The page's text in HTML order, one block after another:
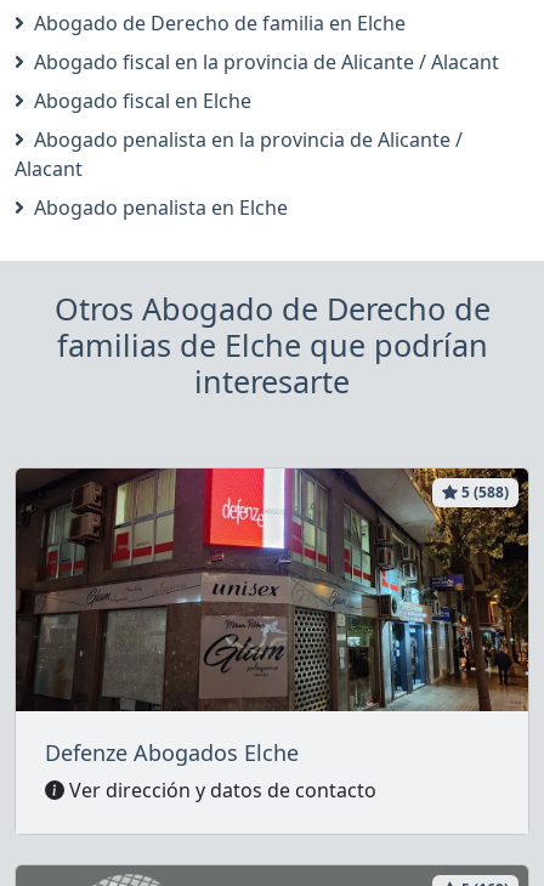
Abogado de Derecho de familia en Elche
Abogado fiscal en la provincia de Alicante / Alacant
Abogado fiscal en Elche
Abogado penalista en la provincia de Alicante /
Alacant
Abogado penalista en Elche
Otros Abogado de Derecho de
familias de Elche que podrían
interesarte
5 (588)
Defenze Abogados Elche
Ver dirección y datos de contacto